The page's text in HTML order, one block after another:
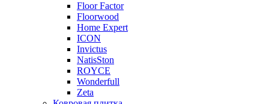
Floor Factor
Floorwood
Home Expert
ICON
Invictus
NatisSton
ROYCE
Wonderfull
Zeta